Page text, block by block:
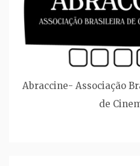
Abraccine- Associação
de